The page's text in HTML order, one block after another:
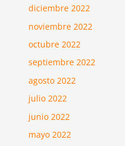
diciembre 2022
noviembre 2022
octubre 2022
septiembre 2022
agosto 2022
julio 2022
junio 2022
mayo 2022